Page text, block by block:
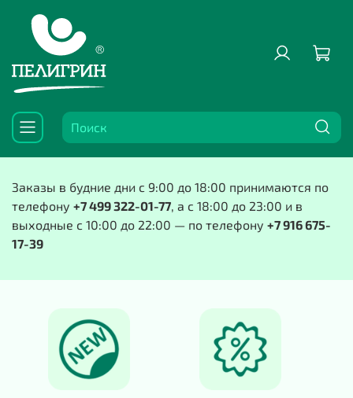
Заказы в будние дни с 9:00 до 18:00 принимаются по
телефону +7 499 322-01-77, а с 18:00 до 23:00 и в
выходные с 10:00 до 22:00 — по телефону +7 916 675-
17-39